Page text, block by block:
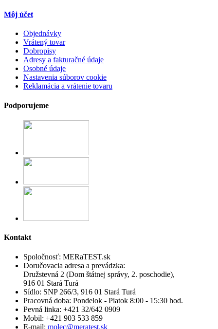
Môj účet
Objednávky
Vrátený tovar
Dobropisy
Adresy a fakturačné údaje
Osobné údaje
Nastavenia súborov cookie
Reklamácia a vrátenie tovaru
Podporujeme
Kontakt
Spoločnosť: MERaTEST.sk
Doručovacia adresa a prevádzka:
Družstevná 2 (Dom štátnej správy, 2. poschodie),
916 01 Stará Turá
Sídlo: SNP 266/3, 916 01 Stará Turá
Pracovná doba: Pondelok - Piatok 8:00 - 15:30 hod.
Pevná linka: +421 32/642 0909
Mobil: +421 903 533 859
E-mail: molec@meratest.sk